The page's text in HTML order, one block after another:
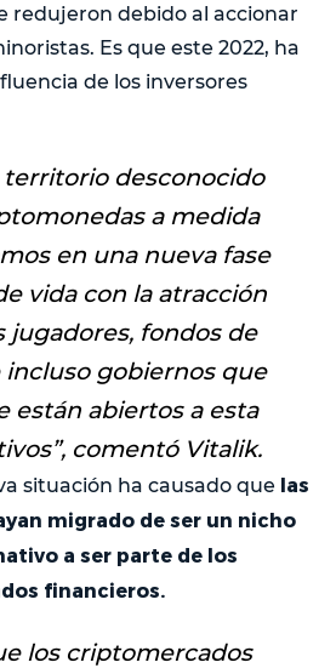
redujeron debido al accionar
Es que este 2022, ha
de los inversores
territorio desconocido
a medida
en una nueva fase
vida con la atracción
jugadores, fondos de
gobiernos que
están abiertos a esta
”, comentó Vitalik.
situación ha causado que las
migrado de ser un nicho
a ser parte de los
financieros.
los criptomercados